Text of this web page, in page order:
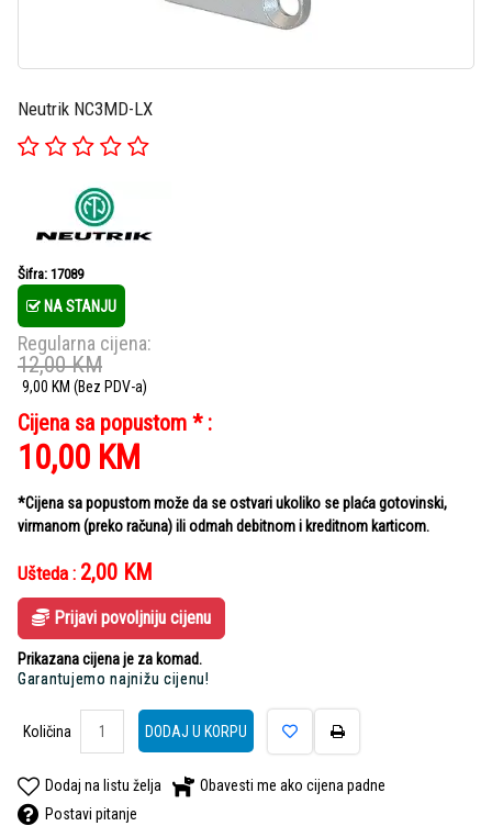
Neutrik NC3MD-LX
Šifra: 17089
NA STANJU
Regularna cijena:
12,00KM
9,00 KM (Bez PDV-a)
Cijena sa popustom * :
10,00 KM
*Cijena sa popustom može da se ostvari ukoliko se plaća gotovinski,
virmanom (preko računa) ili odmah debitnom i kreditnom karticom.
Ušteda : 2,00 KM
Prijavi povoljniju cijenu
Prikazana cijena je za komad.
Garantujemo najnižu cijenu!
Količina DODAJ U KORPU
Dodaj na listu želja
Obavesti me ako cijena padne
Postavi pitanje